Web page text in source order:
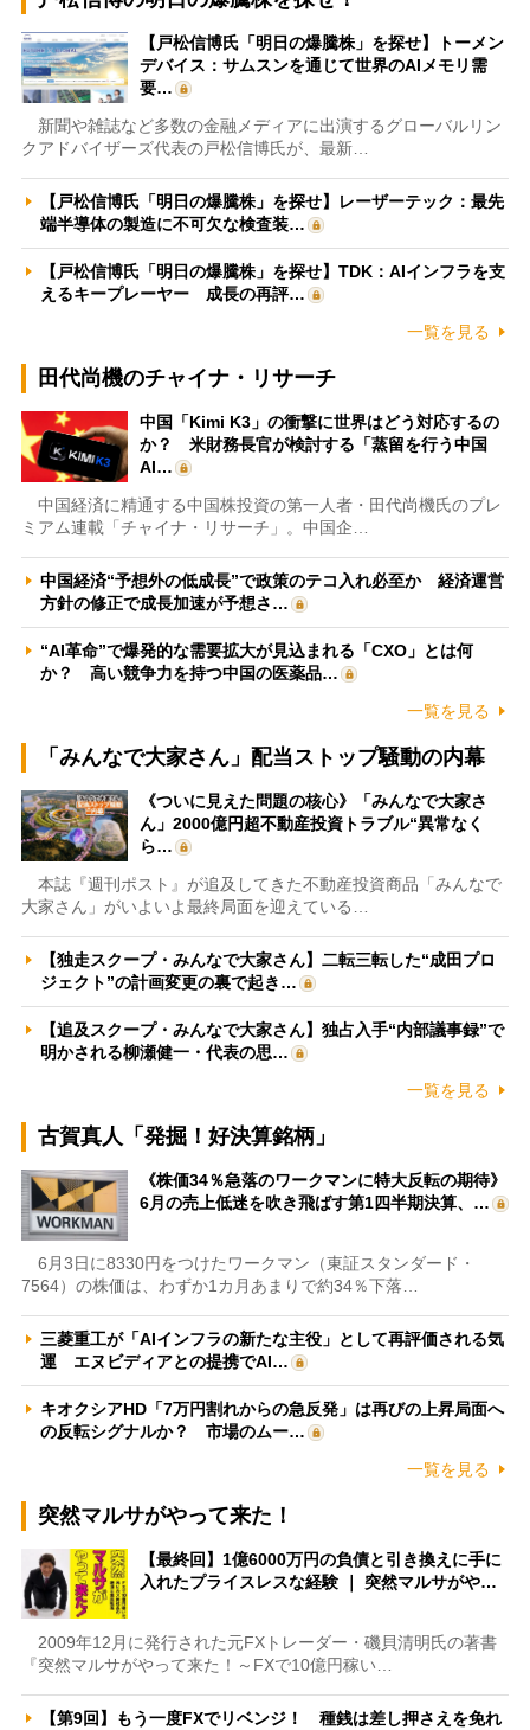
【戸松信博氏「明日の爆騰株」を探せ】トーメン
デバイス：サムスンを通じて世界のAIメモリ需
要…
新聞や雑誌など多数の金融メディアに出演するグローバルリン
クアドバイザーズ代表の戸松信博氏が、最新…
【戸松信博氏「明日の爆騰株」を探せ】レーザーテック：最先
端半導体の製造に不可欠な検査装…
【戸松信博氏「明日の爆騰株」を探せ】TDK：AIインフラを支
えるキープレーヤー 成長の再評…
一覧を見る
田代尚機のチャイナ・リサーチ
中国「Kimi K3」の衝撃に世界はどう対応するの
か？ 米財務長官が検討する「蒸留を行う中国
AI…
中国経済に精通する中国株投資の第一人者・田代尚機氏のプレ
ミアム連載「チャイナ・リサーチ」。中国企…
中国経済“予想外の低成長”で政策のテコ入れ必至か 経済運営
方針の修正で成長加速が予想さ…
“AI革命”で爆発的な需要拡大が見込まれる「CXO」とは何
か？ 高い競争力を持つ中国の医薬品…
一覧を見る
「みんなで大家さん」配当ストップ騒動の内幕
《ついに見えた問題の核心》「みんなで大家さ
ん」2000億円超不動産投資トラブル“異常なく
ら…
本誌『週刊ポスト』が追及してきた不動産投資商品「みんなで
大家さん」がいよいよ最終局面を迎えている…
【独走スクープ・みんなで大家さん】二転三転した“成田プロ
ジェクト”の計画変更の裏で起き…
【追及スクープ・みんなで大家さん】独占入手“内部議事録”で
明かされる柳瀬健一・代表の思…
一覧を見る
古賀真人「発掘！好決算銘柄」
《株価34％急落のワークマンに特大反転の期待》
6月の売上低迷を吹き飛ばす第1四半期決算、…
6月3日に8330円をつけたワークマン（東証スタンダード・
7564）の株価は、わずか1カ月あまりで約34％下落…
三菱重工が「AIインフラの新たな主役」として再評価される気
運 エヌビディアとの提携でAI…
キオクシアHD「7万円割れからの急反発」は再びの上昇局面へ
の反転シグナルか？ 市場のムー…
一覧を見る
突然マルサがやって来た！
【最終回】1億6000万円の負債と引き換えに手に
入れたプライスレスな経験 ｜ 突然マルサがや…
2009年12月に発行された元FXトレーダー・磯貝清明氏の著書
『突然マルサがやって来た！～FXで10億円稼い…
【第9回】もう一度FXでリベンジ！ 種銭は差し押さえを免れ